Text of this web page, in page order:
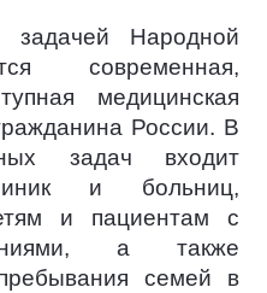
задачей Народной
современная,
медицинская
России. В
задач входит
и больниц,
и пациентам с
а также
семей в